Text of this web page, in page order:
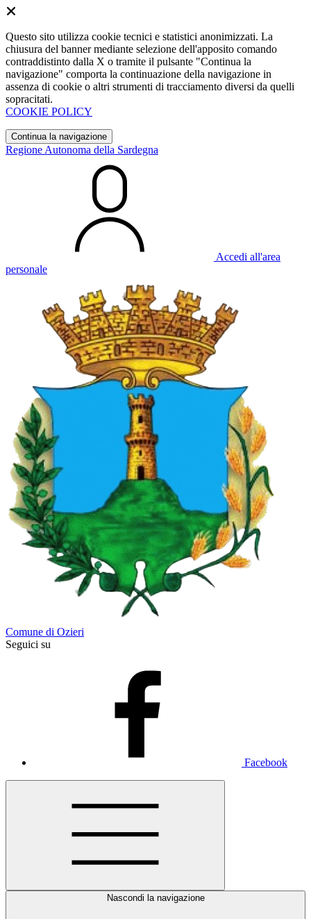
Questo sito utilizza cookie tecnici e statistici anonimizzati. La
chiusura del banner mediante selezione dell'apposito comando
contraddistinto dalla X o tramite il pulsante "Continua la
navigazione" comporta la continuazione della navigazione in
assenza di cookie o altri strumenti di tracciamento diversi da quelli
sopracitati.
COOKIE POLICY
Continua la navigazione
Regione Autonoma della Sardegna
Accedi all'area
personale
Comune di Ozieri
Seguici su
Facebook
Nascondi la navigazione